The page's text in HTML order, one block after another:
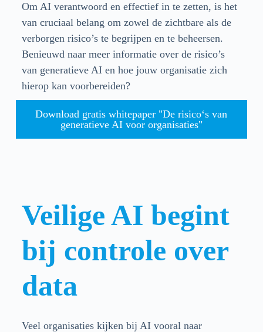
Om AI verantwoord en effectief in te zetten, is het
van cruciaal belang om zowel de zichtbare als de
verborgen risico’s te begrijpen en te beheersen.
Benieuwd naar meer informatie over de risico’s
van generatieve AI en hoe jouw organisatie zich
hierop kan voorbereiden?
Download gratis whitepaper "De risico‘s van
generatieve AI voor organisaties"
Veilige AI begint
bij controle over
data
Veel organisaties kijken bij AI vooral naar